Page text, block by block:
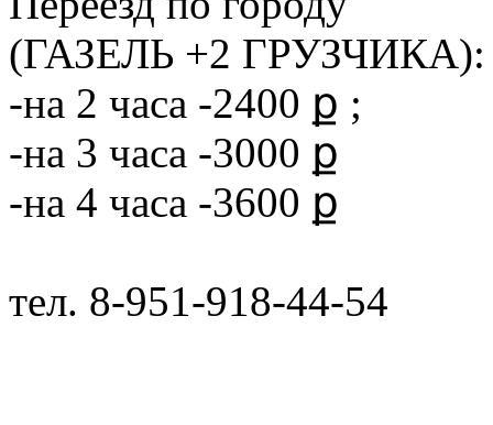
(ГАЗЕЛЬ +2 ГРУЗЧИКА):
-на 2 часа -2400 ք ;
-на 3 часа -3000 ք
-на 4 часа -3600 ք
тел. 8-951-918-44-54